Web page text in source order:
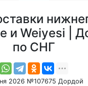
и Weiyesi |
по СНГ
2026 №107675 Дордой